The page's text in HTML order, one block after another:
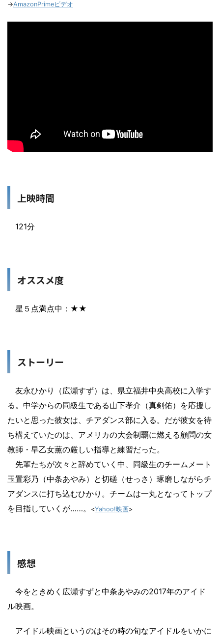
→AmazonPrimeビデオ
上映時間
121分
オススメ度
星５点満点中：★★
ストーリー
友永ひかり（広瀬すず）は、県立福井中央高校に入学す
る。中学からの同級生である山下孝介（真剣佑）を応援し
たいと思った彼女は、チアダンス部に入る。だが彼女を待
ち構えていたのは、アメリカの大会制覇に燃える顧問の女
教師・早乙女薫の厳しい指導と練習だった。
先輩たちが次々と辞めていく中、同級生のチームメート
玉置彩乃（中条あやみ）と切磋（せっさ）琢磨しながらチ
アダンスに打ち込むひかり。チームは一丸となってトップ
を目指していくが……。
<Yahoo!映画>
感想
今をときめく広瀬すずと中条あやみの2017年のアイド
ル映画。
アイドル映画というのはその時の旬なアイドルをいかに